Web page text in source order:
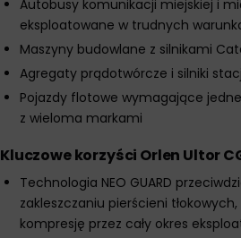
Autobusy komunikacji miejskiej i
eksploatowane w trudnych
Maszyny budowlane z silnikami
Agregaty prądotwórcze i silniki
Pojazdy flotowe wymagające
z wieloma markami
Kluczowe korzyści Orlen Ultor
Technologia NEO GUARD
zakleszczaniu pierścieni
kompresję przez cały okres